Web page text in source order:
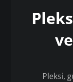
Pleksi,